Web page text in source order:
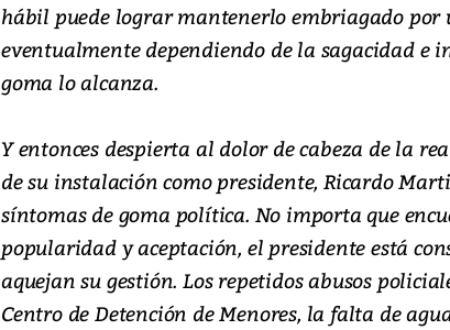
hábil puede lograr mantenerlo embriagado por
eventualmente dependiendo de la sagacidad e
goma lo alcanza.
Y entonces despierta al dolor de cabeza de la
de su instalación como presidente, Ricardo
síntomas de goma política. No importa que
popularidad y aceptación, el presidente está
aquejan su gestión. Los repetidos abusos
Centro de Detención de Menores, la falta de